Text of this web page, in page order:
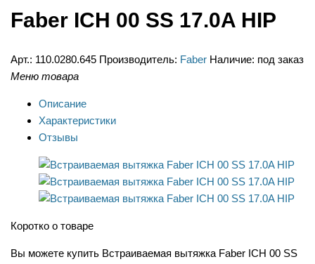
Faber ICH 00 SS 17.0A HIP
Арт.: 110.0280.645 Производитель: Faber Наличие: под заказ
Меню товара
Описание
Характеристики
Отзывы
Коротко о товаре
Вы можете купить Встраиваемая вытяжка Faber ICH 00 SS